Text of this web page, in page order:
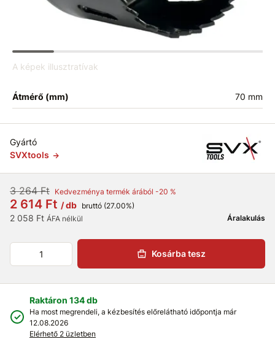
A képek illusztratívak
Átmérő (mm) 70 mm
Gyártó
SVXtools
3 264 Ft Kedvezménya termék árából -20 %
2 614 Ft / db bruttó (27.00%)
2 058 Ft ÁFA nélkül Áralakulás
Kosárba tesz
Raktáron 134 db
Ha most megrendeli, a kézbesítés előrelátható időpontja már
12.08.2026
Elérhető 2 üzletben